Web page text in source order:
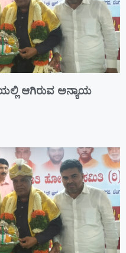
ಆಗಿರುವ ಅನ್ಯಾಯ